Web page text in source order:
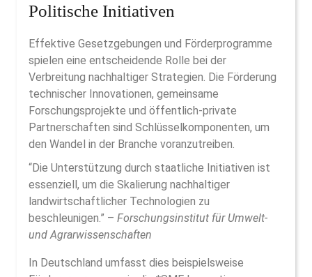
Politische Initiativen
Effektive Gesetzgebungen und Förderprogramme
spielen eine entscheidende Rolle bei der
Verbreitung nachhaltiger Strategien. Die Förderung
technischer Innovationen, gemeinsame
Forschungsprojekte und öffentlich-private
Partnerschaften sind Schlüsselkomponenten, um
den Wandel in der Branche voranzutreiben.
“Die Unterstützung durch staatliche Initiativen ist
essenziell, um die Skalierung nachhaltiger
landwirtschaftlicher Technologien zu
beschleunigen.” – Forschungsinstitut für Umwelt-
und Agrarwissenschaften
In Deutschland umfasst dies beispielsweise